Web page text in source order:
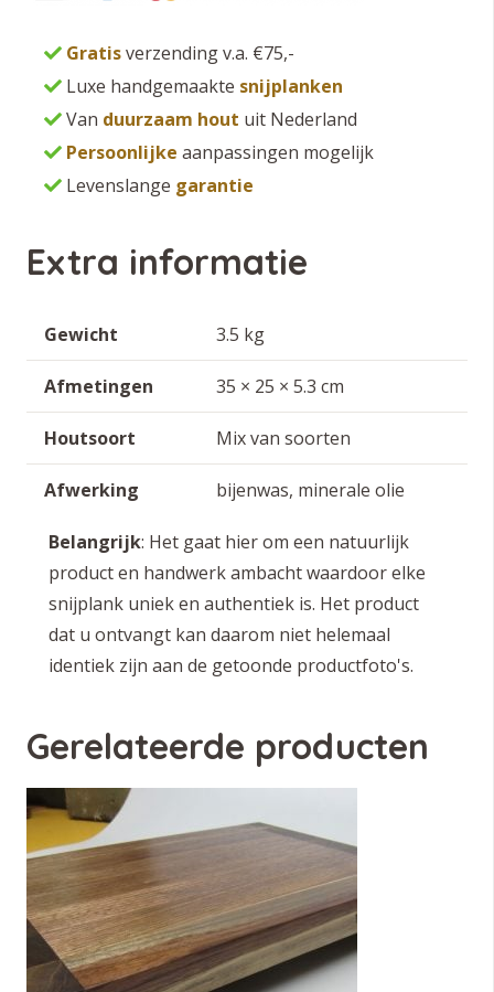
Gratisverzending v.a. €75,-
Luxe handgemaakte snijplanken
Van duurzaam hout uit Nederland
Persoonlijke aanpassingen mogelijk
Levenslange garantie
Extra informatie
Gewicht 3.5 kg
Afmetingen 35 × 25 × 5.3 cm
Houtsoort Mix van soorten
Afwerking bijenwas, minerale olie
Belangrijk: Het gaat hier om een natuurlijk
product en handwerk ambacht waardoor elke
snijplank uniek en authentiek is. Het product
dat u ontvangt kan daarom niet helemaal
identiek zijn aan de getoonde productfoto's.
Gerelateerde producten